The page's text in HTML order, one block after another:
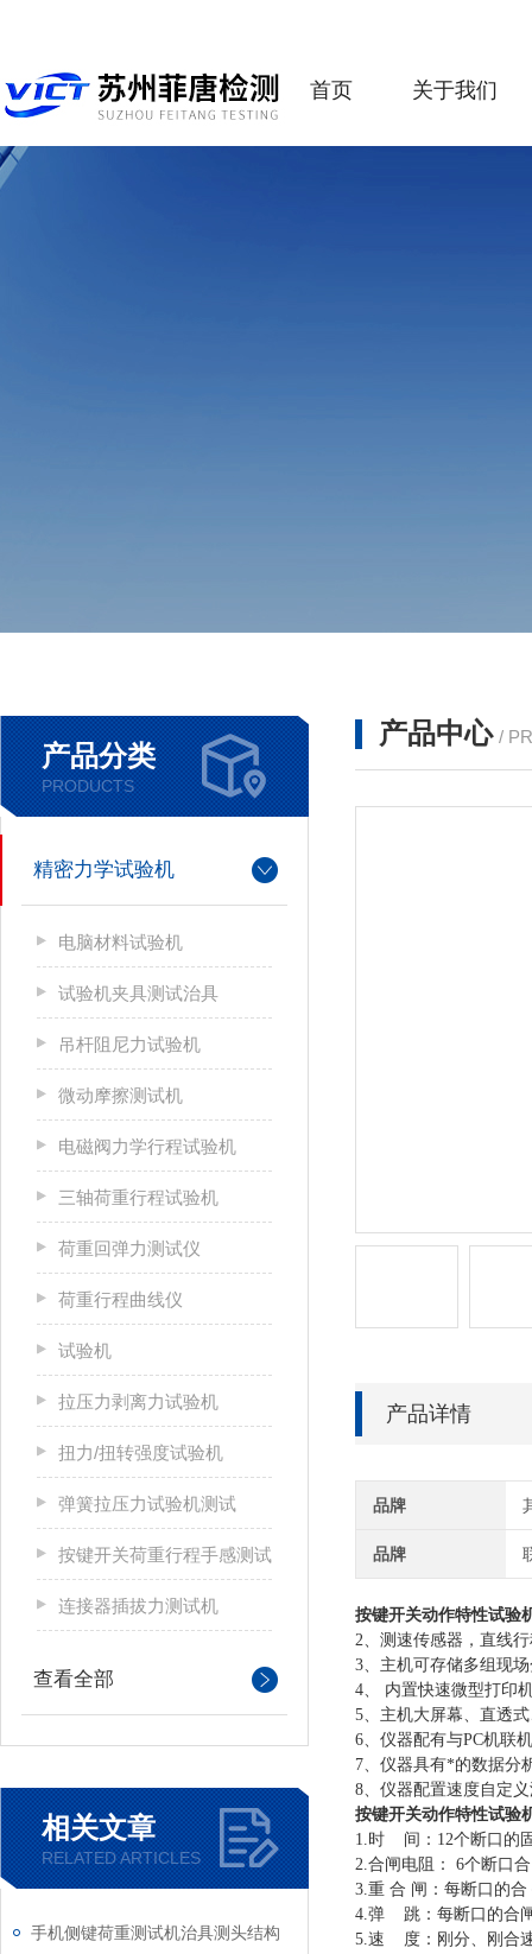
首页 关于我们
产品分类
PRODUCTS
精密力学试验机
电脑材料试验机
试验机夹具测试治具
吊杆阻尼力试验机
微动摩擦测试机
电磁阀力学行程试验机
三轴荷重行程试验机
荷重回弹力测试仪
荷重行程曲线仪
试验机
拉压力剥离力试验机
扭力/扭转强度试验机
弹簧拉压力试验机测试
按键开关荷重行程手感测试
连接器插拔力测试机
查看全部
相关文章
RELATED ARTICLES
手机侧键荷重测试机治具测头结构
产品中心 /
产品详情
品牌
品牌
按键开关动作特性试验
2、测速传感器，直线
3、主机可存储多组现
4、 内置快速微型打印
5、主机大屏幕、直透
6、仪器配有与PC机联
7、仪器具有*的数据分
8、仪器配置速度自定
按键开关动作特性试验
1.时 间 ： 12个断口的
2.合闸电阻 ：
6个断口
3.重 合 闸 ：每断口的
4.弹 跳 ：每断口的合
5.速 度 ：刚分、刚合